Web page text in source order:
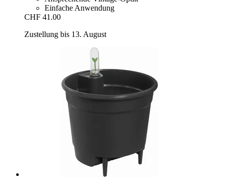
Einfache Anwendung
CHF 41.00
Zustellung bis 13. August